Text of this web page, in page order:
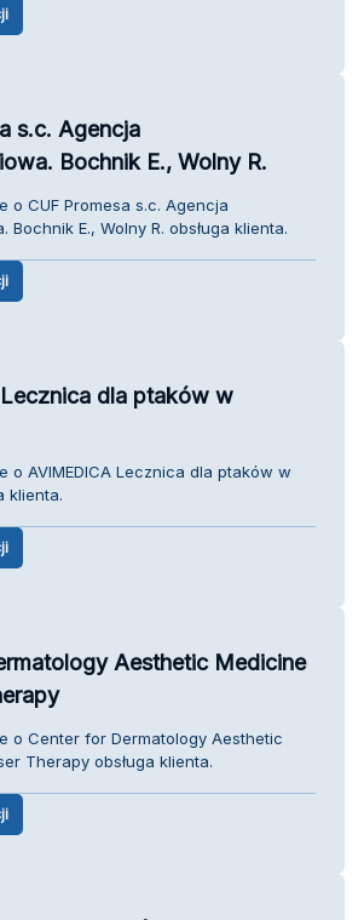
s.c. Agencja
Bochnik E., Wolny R.
o CUF Promesa s.c. Agencja
Bochnik E., Wolny R. obsługa klienta.
dla ptaków w
o AVIMEDICA Lecznica dla ptaków w
klienta.
Aesthetic Medicine
o Center for Dermatology Aesthetic
Therapy obsługa klienta.